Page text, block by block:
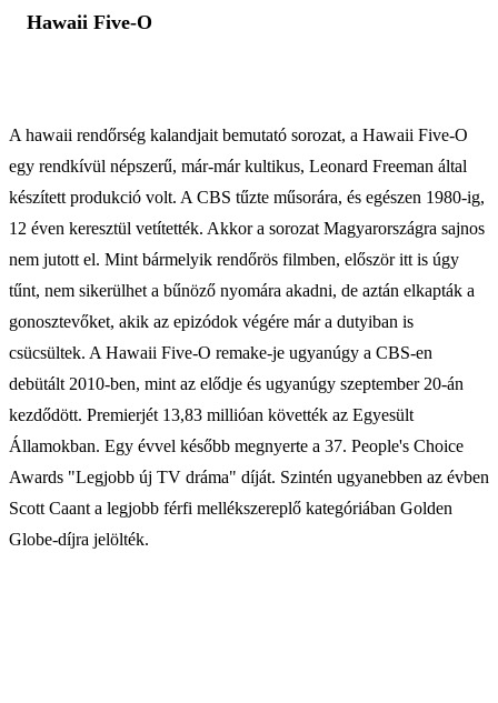
Hawaii Five-O
A hawaii rendőrség kalandjait bemutató sorozat, a Hawaii Five-O
egy rendkívül népszerű, már-már kultikus, Leonard Freeman által
készített produkció volt. A CBS tűzte műsorára, és egészen 1980-ig,
12 éven keresztül vetítették. Akkor a sorozat Magyarországra sajnos
nem jutott el. Mint bármelyik rendőrös filmben, először itt is úgy
tűnt, nem sikerülhet a bűnöző nyomára akadni, de aztán elkapták a
gonosztevőket, akik az epizódok végére már a dutyiban is
csücsültek. A Hawaii Five-O remake-je ugyanúgy a CBS-en
debütált 2010-ben, mint az elődje és ugyanúgy szeptember 20-án
kezdődött. Premierjét 13,83 millióan követték az Egyesült
Államokban. Egy évvel később megnyerte a 37. People's Choice
Awards "Legjobb új TV dráma" díját. Szintén ugyanebben az évben
Scott Caant a legjobb férfi mellékszereplő kategóriában Golden
Globe-díjra jelölték.